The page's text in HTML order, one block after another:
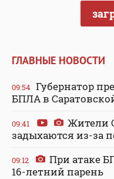
ГЛАВНЫЕ НОВОСТИ
09:54 Губернатор
БПЛА в
09:41
Жители
задыхаются из-за
09:12
При атаке
16-летний парень